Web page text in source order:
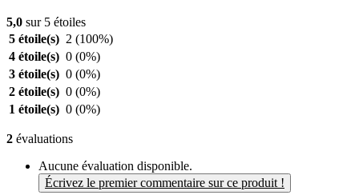
5,0 sur 5 étoiles
5 étoile(s) 2 (100%)
4 étoile(s) 0 (0%)
3 étoile(s) 0 (0%)
2 étoile(s) 0 (0%)
1 étoile(s) 0 (0%)
2 évaluations
Aucune évaluation disponible.
Écrivez le premier commentaire sur ce produit !